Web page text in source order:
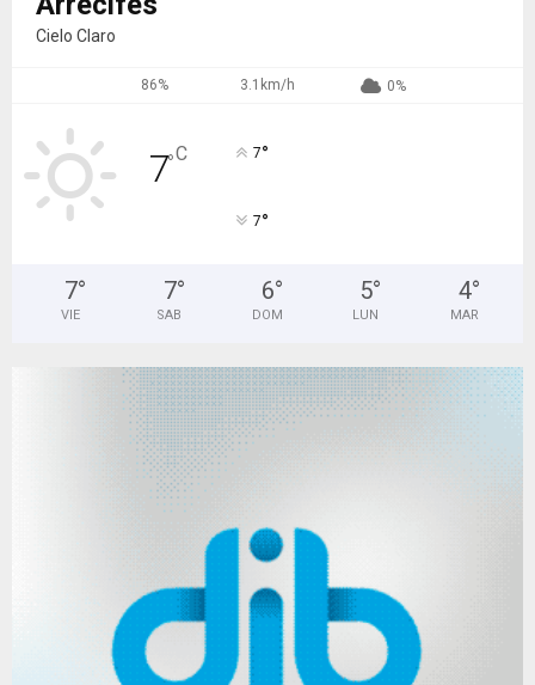
Cielo Claro
86% 3.1km/h 0%
7°C 7°
7°
7°
VIE
7°
SAB
6°
DOM
5°
LUN
4°
MAR